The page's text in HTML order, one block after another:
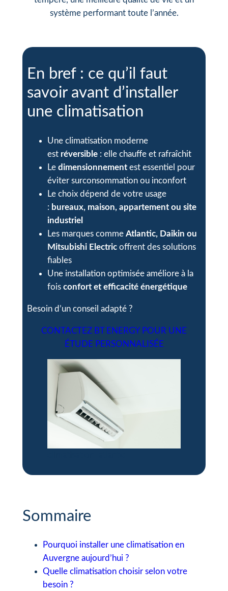
système performant toute l’année.
En bref : ce qu’il faut
savoir avant d’installer
une climatisation
Une climatisation moderne
est réversible: elle chauffe et rafraîchit
Le dimensionnementest essentiel pour
éviter surconsommation ou inconfort
Le choix dépend de votre usage
: bureaux, maison, appartement ou site
industriel
Les marques comme Atlantic, Daikin ou
Mitsubishi Electricoffrent des solutions
fiables
Une installation optimisée améliore à la
fois confort et efficacité énergétique
Besoin d’un conseil adapté ?
CONTACTEZ BT ENERGY POUR UNE
ÉTUDE PERSONNALISÉE
Sommaire
Pourquoi installer une climatisation en
Auvergne aujourd’hui ?
Quelle climatisation choisir selon votre
besoin ?